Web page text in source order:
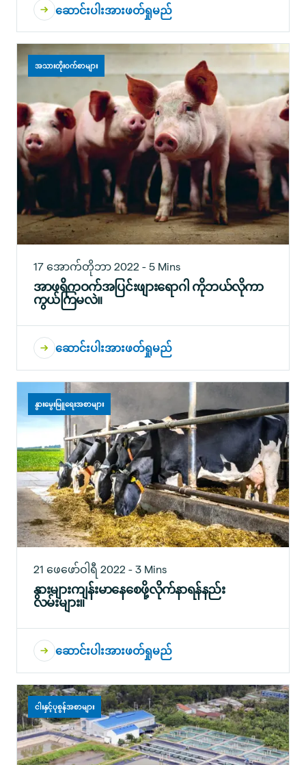
ဆောင်းပါးအားဖတ်ရှုမည်
အသားတိုးဝက်စာများ
17 အောက်တိုဘာ 2022 - 5 Mins
အာဖရိကဝက်အပြင်းဖျားရောဂါ ကိုဘယ်လိုကာ
ကွယ်ကြမလဲ။
ဆောင်းပါးအားဖတ်ရှုမည်
နွားမွေးမြူရေးအစာများ
21 ဖေဖော်ဝါရီ 2022 - 3 Mins
နွားများကျန်းမာနေစေဖို့လိုက်နာရန်နည်း
လမ်းများ။
ဆောင်းပါးအားဖတ်ရှုမည်
ငါးနှင့်ပုစွန်အစာများ